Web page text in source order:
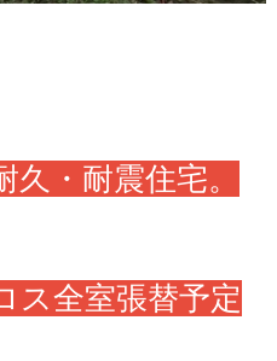
・耐震住宅。
ス全室張替予定